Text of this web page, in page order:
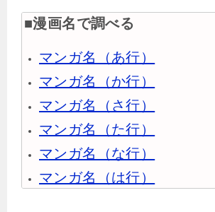
■漫画名で調べる
マンガ名（あ行）
マンガ名（か行）
マンガ名（さ行）
マンガ名（た行）
マンガ名（な行）
マンガ名（は行）